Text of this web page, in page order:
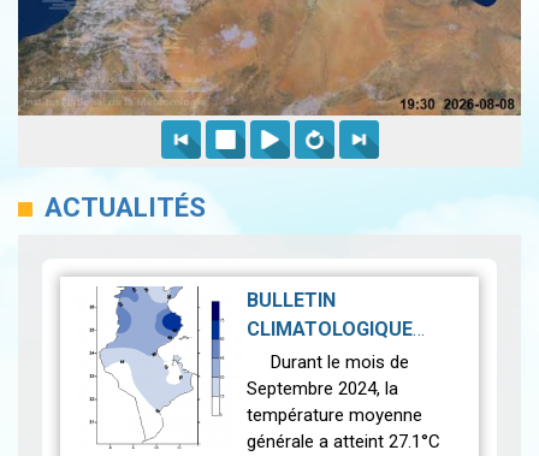
ACTUALITÉS
BULLETIN
CLIMATOLOGIQUE
MENSUEL_ SEPTEMBRE
2024|2024-11-06
Durant le mois de
Septembre 2024, la
température moyenne
générale a atteint 27.1°C